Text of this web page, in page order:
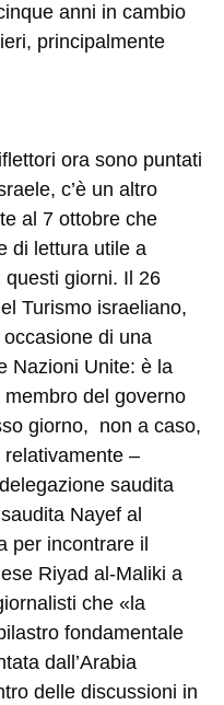
anni in cambio
principalmente
ora sono puntati
c’è un altro
al 7 ottobre che
di lettura utile a
giorni. Il 26
Turismo israeliano,
di una
Nazioni Unite: è la
del governo
giorno, non a caso,
relativamente –
saudita
Nayef al
per incontrare il
Riyad al-Maliki a
che «la
fondamentale
dall’Arabia
delle discussioni in